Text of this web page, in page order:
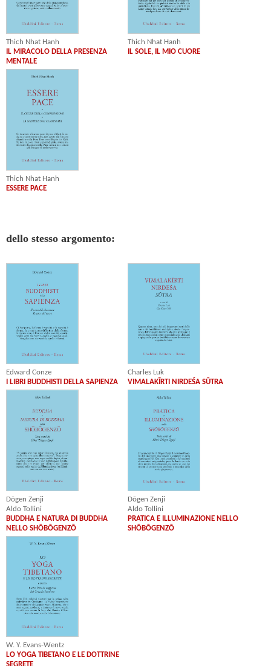
Thich Nhat Hanh
IL MIRACOLO DELLA PRESENZA
MENTALE
Thich Nhat Hanh
IL SOLE, IL MIO CUORE
Thich Nhat Hanh
ESSERE PACE
dello stesso argomento:
Edward Conze
I LIBRI BUDDHISTI DELLA SAPIENZA
Charles Luk
VIMALAKĪRTI NIRDEŚA SŪTRA
Dōgen Zenji
Aldo Tollini
BUDDHA E NATURA DI BUDDHA
NELLO SHŌBŌGENZŌ
Dōgen Zenji
Aldo Tollini
PRATICA E ILLUMINAZIONE NELLO
SHŌBŌGENZŌ
W. Y. Evans-Wentz
LO YOGA TIBETANO E LE DOTTRINE